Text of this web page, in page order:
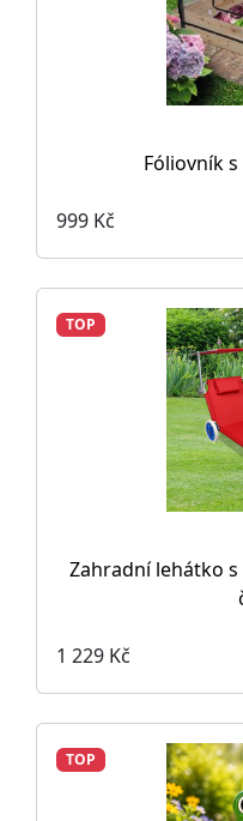
Fóliovník
999 Kč
TOP
Zahradní lehátko
1 229 Kč
TOP